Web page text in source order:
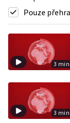
Pouze
3 min
3 min